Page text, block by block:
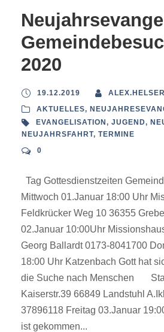
2020
19.12.2019
ALEX.HELSER
AKTUELLES,
EVANGELISATION , JUGEND,
NEUJAHRSFAHRT, TERMINE
0
Tag Gottesdienstzeiten
Mittwoch 01.Januar 18:00 Uhr
Feldkrücker Weg 10 36355
02.Januar 10:00Uhr
Georg Ballardt 0173-8041700
18:00 Uhr Katzenbach Gott hat
die Suche nach Menschen
Kaiserstr.39 66849 Landstuhl
37896118 Freitag 03.Januar
ist gekommen...